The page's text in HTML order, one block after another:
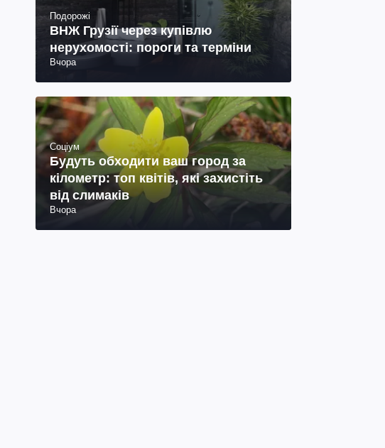
Подорожі
ВНЖ Грузії через купівлю
нерухомості: пороги та терміни
Вчора
Соціум
Будуть обходити ваш город за
кілометр: топ квітів, які захистіть
від слимаків
Вчора